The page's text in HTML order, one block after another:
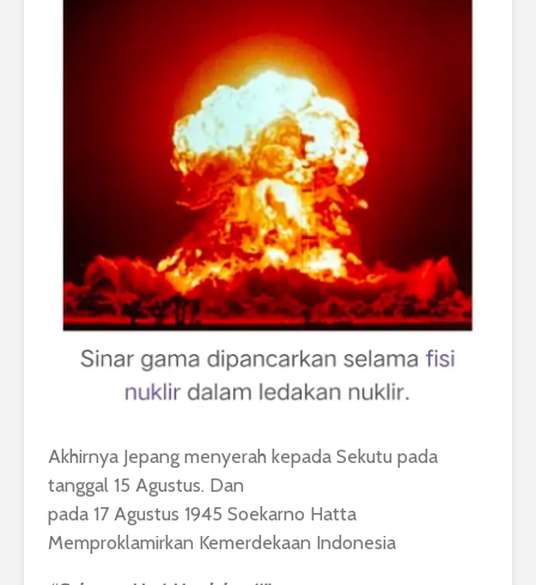
Akhirnya Jepang menyerah kepada Sekutu pada
tanggal 15 Agustus. Dan
pada 17 Agustus 1945 Soekarno Hatta
Memproklamirkan Kemerdekaan Indonesia